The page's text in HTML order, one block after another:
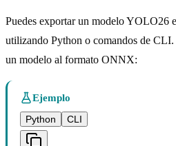
Puedes exportar un modelo YOLO26
utilizando Python o comandos de
un modelo al formato ONNX:
Ejemplo
Python
CLI